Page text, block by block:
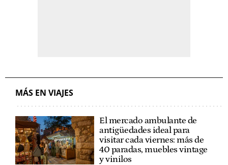
MÁS EN VIAJES
El mercado ambulante de
antigüedades ideal para
visitar cada viernes: más de
40 paradas, muebles vintage
y vinilos